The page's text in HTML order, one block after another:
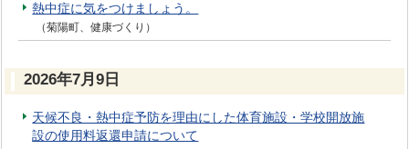
熱中症に気をつけましょう。
（菊陽町、健康づくり）
2026年7月9日
天候不良・熱中症予防を理由にした体育施設・学校開放施
設の使用料返還申請について